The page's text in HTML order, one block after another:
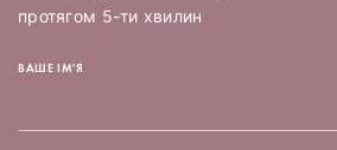
протягом 5-ти хвилин
ВАШЕ ІМ'Я